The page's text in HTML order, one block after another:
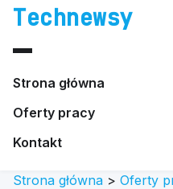
Technewsy
Strona główna
Oferty pracy
Kontakt
Strona główna > Oferty